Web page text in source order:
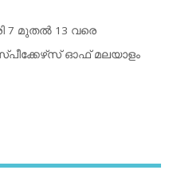
7 മുതല്‍ 13 വരെ
ഓഫ് മലയാളം